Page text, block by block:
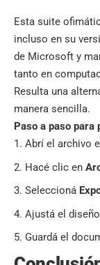
Esta suite
incluso en su
de Microsoft y
tanto en
Resulta una
manera sencilla.
Paso a paso para
Abrí el archivo
Hacé clic en
Seleccioná
Ajustá el
Guardá el